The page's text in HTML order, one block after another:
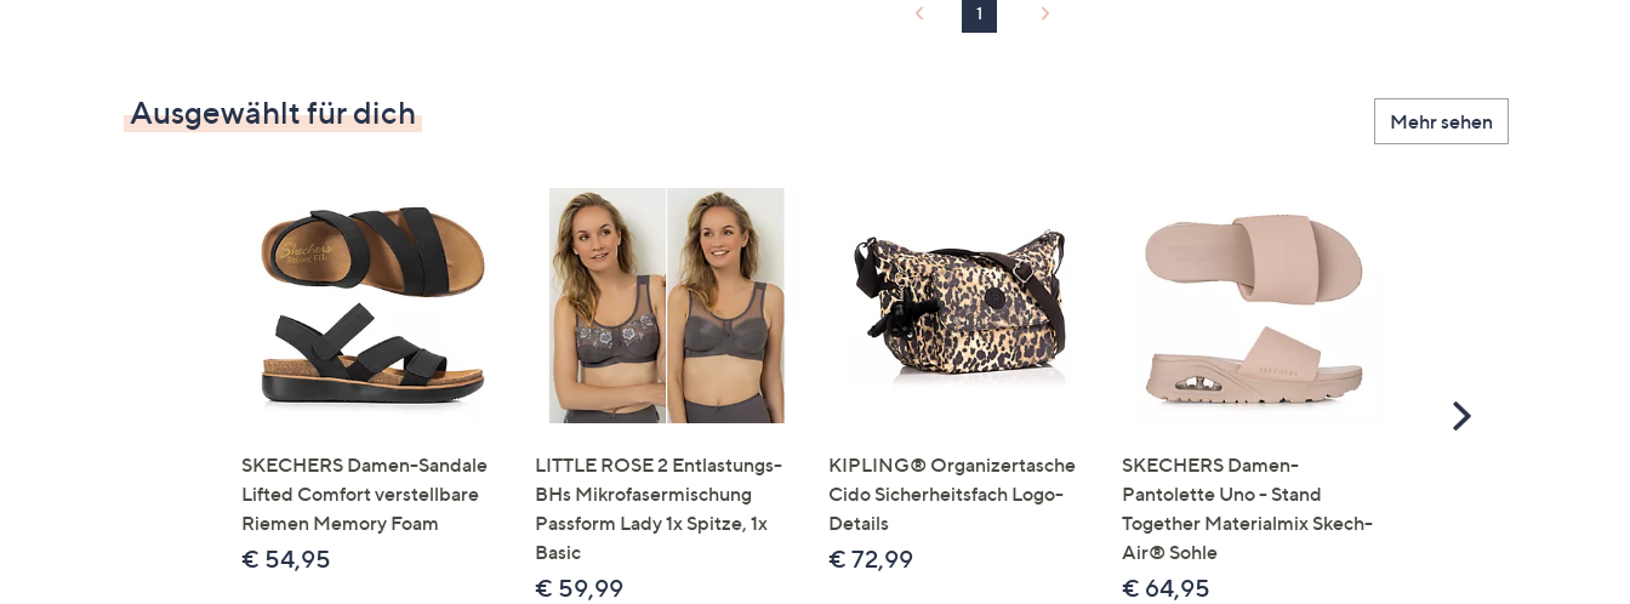
1
Ausgewählt für dich Mehr sehen
SKECHERS Damen-Sandale
Lifted Comfort verstellbare
Riemen Memory Foam
€ 54,95
LITTLE ROSE 2 Entlastungs-
BHs Mikrofasermischung
Passform Lady 1x Spitze, 1x
Basic
€ 59,99
KIPLING® Organizertasche
Cido Sicherheitsfach Logo-
Details
€ 72,99
SKECHERS Damen-
Pantolette Uno - Stand
Together Materialmix Skech-
Air® Sohle
€ 64,95
Scroll
Right